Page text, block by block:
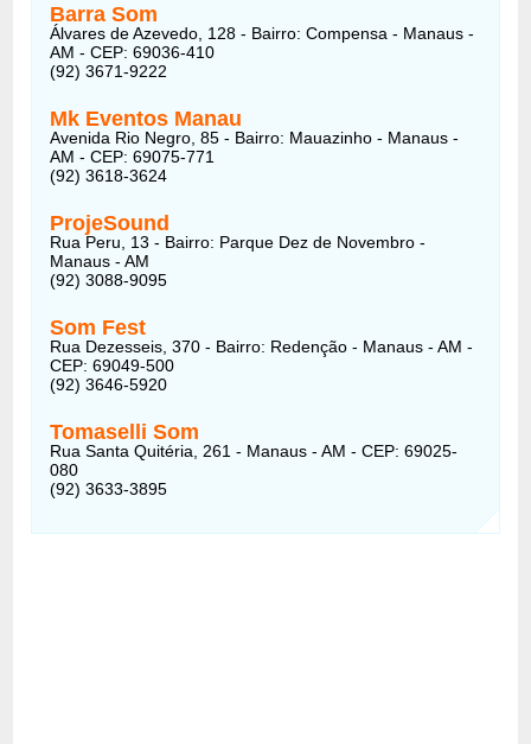
Barra Som
Álvares de Azevedo, 128 - Bairro: Compensa - Manaus -
AM - CEP: 69036-410
(92) 3671-9222
Mk Eventos Manau
Avenida Rio Negro, 85 - Bairro: Mauazinho - Manaus -
AM - CEP: 69075-771
(92) 3618-3624
ProjeSound
Rua Peru, 13 - Bairro: Parque Dez de Novembro -
Manaus - AM
(92) 3088-9095
Som Fest
Rua Dezesseis, 370 - Bairro: Redenção - Manaus - AM -
CEP: 69049-500
(92) 3646-5920
Tomaselli Som
Rua Santa Quitéria, 261 - Manaus - AM - CEP: 69025-
080
(92) 3633-3895